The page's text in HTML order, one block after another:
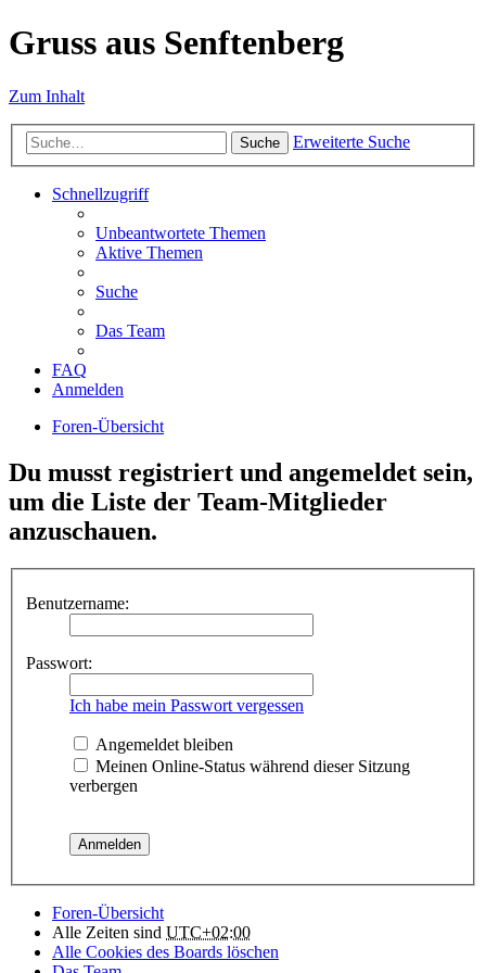
Gruss aus Senftenberg
Zum Inhalt
Suche Erweiterte Suche
Schnellzugriff
Unbeantwortete Themen
Aktive Themen
Suche
Das Team
FAQ
Anmelden
Foren-Übersicht
Du musst registriert und angemeldet sein,
um die Liste der Team-Mitglieder
anzuschauen.
Benutzername:
Passwort:
Ich habe mein Passwort vergessen
Angemeldet bleiben
Meinen Online-Status während dieser Sitzung
verbergen
Foren-Übersicht
Alle Zeiten sind UTC+02:00
Alle Cookies des Boards löschen